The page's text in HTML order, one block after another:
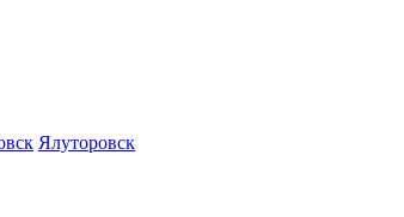
Ялуторовск